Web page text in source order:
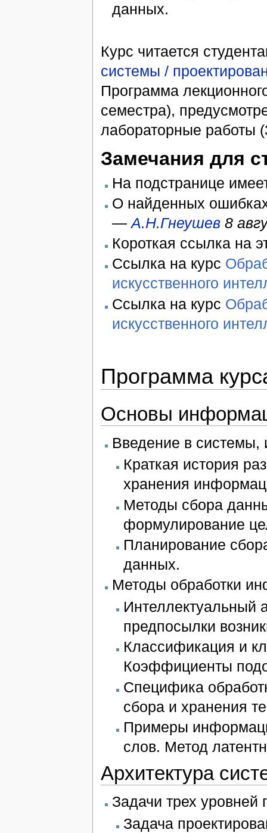
данных.
Курс читается
системы /
Программа
семестра),
лабораторные работы
Замечания для
На подстранице
О найденных
—А.Н.Гнеушев8
Короткая ссылка на
Ссылка на курс
искусственного
Ссылка на курс
искусственного
Программа
Основы
Введение в
Краткая история
хранения
Методы сбора
формулирование
Планирование
данных.
Методы обработки
Интеллектуальный
предпосылки
Классификация и
Коэффициенты
Специфика
сбора и хранения
Примеры
слов. Метод
Архитектура
Задачи трех
Задача